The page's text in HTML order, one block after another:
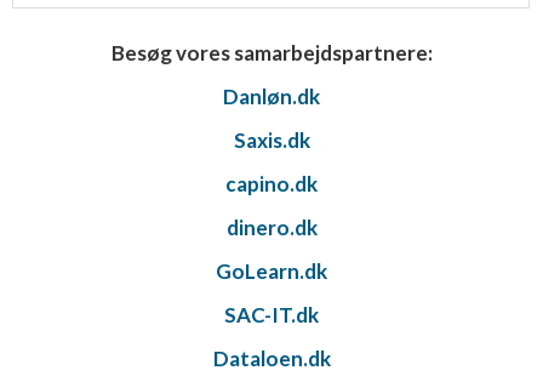
Besøg vores samarbejdspartnere:
Danløn.dk
Saxis.dk
capino.dk
dinero.dk
GoLearn.dk
SAC-IT.dk
Dataloen.dk